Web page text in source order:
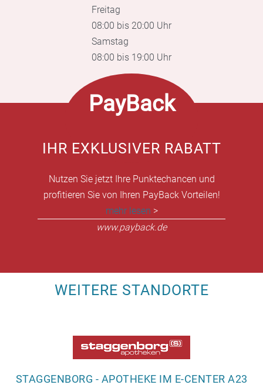
Freitag
08:00 bis 20:00 Uhr
Samstag
08:00 bis 19:00 Uhr
PayBack
IHR EXKLUSIVER RABATT
Nutzen Sie jetzt Ihre Punktechancen und
profitieren Sie von Ihren PayBack Vorteilen!
mehr lesen >
www.payback.de
WEITERE STANDORTE
STAGGENBORG - APOTHEKE IM E-CENTER A23